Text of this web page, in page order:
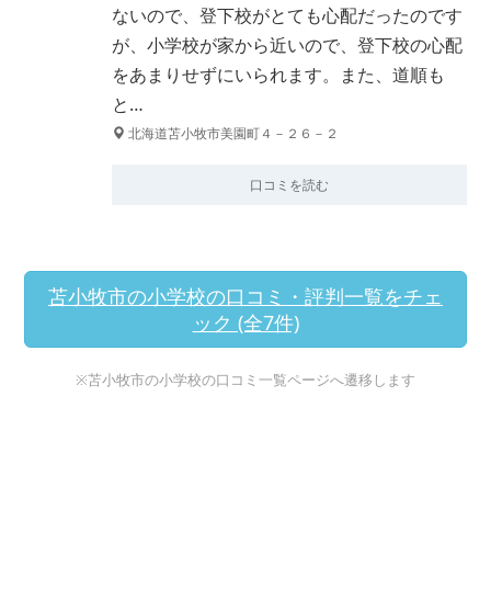
ないので、登下校がとても心配だったのです
が、小学校が家から近いので、登下校の心配
をあまりせずにいられます。また、道順も
と…
北海道苫小牧市美園町４－２６－２
口コミを読む
苫小牧市の小学校の口コミ・評判一覧をチェ
ック (全7件)
※苫小牧市の小学校の口コミ一覧ページへ遷移します